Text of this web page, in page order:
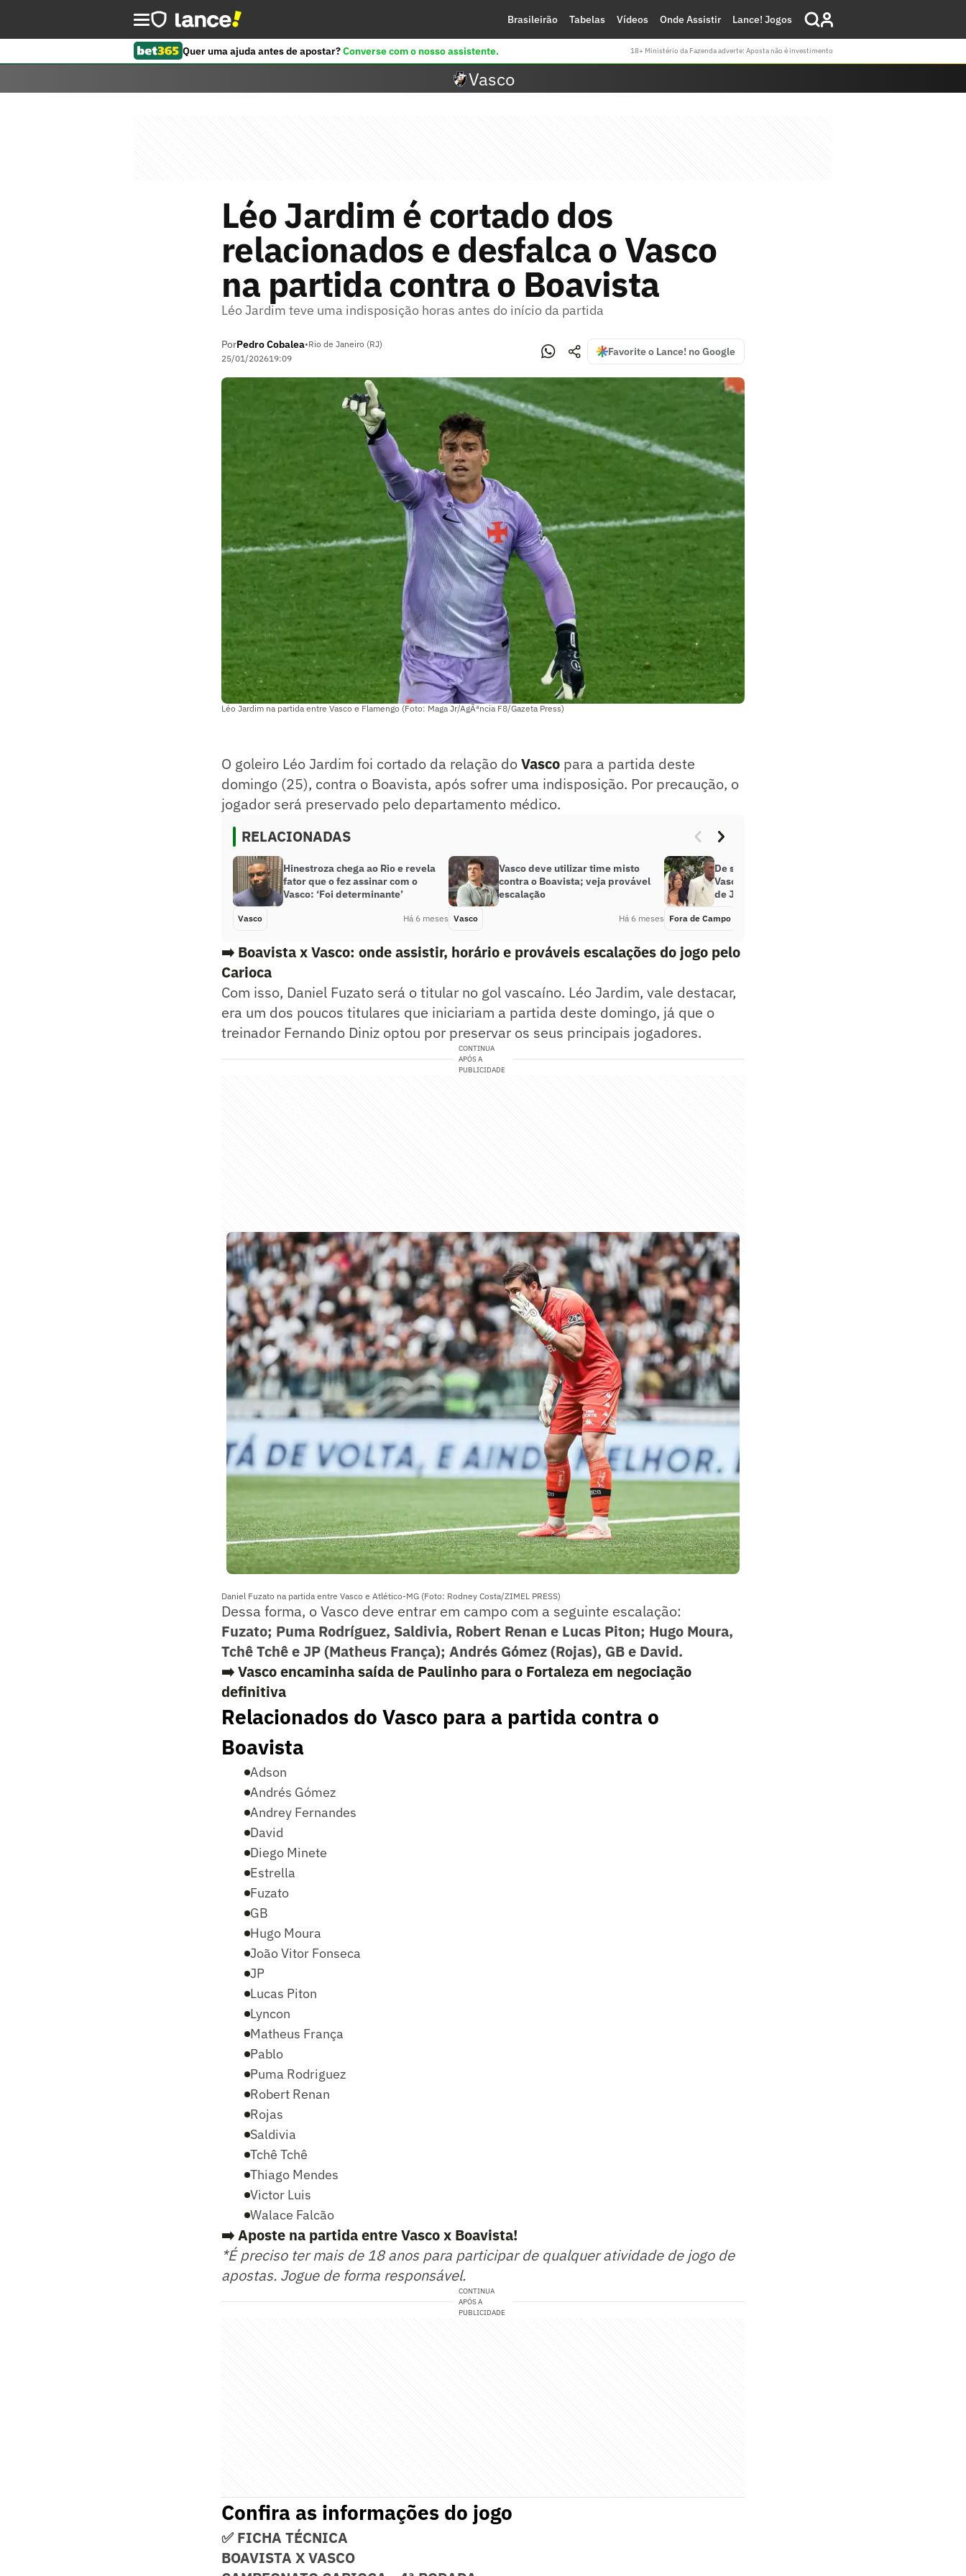
Brasileirão Tabelas Vídeos Onde Assistir Lance! Jogos
Quer uma ajuda antes de apostar?Converse com o nosso assistente. 18+ Ministério da Fazenda adverte: Aposta não é investimento
Vasco
Léo Jardim é cortado dos
relacionados e desfalca o Vasco
na partida contra o Boavista
Léo Jardim teve uma indisposição horas antes do início da partida
PorPedro Cobalea•Rio de Janeiro (RJ)
25/01/202619:09
Favorite o Lance! no Google
Léo Jardim na partida entre Vasco e Flamengo (Foto: Maga Jr/AgÃªncia F8/Gazeta Press)
O goleiro Léo Jardim foi cortado da relação doVasco para a partida deste
domingo (25), contra o Boavista, após sofrer uma indisposição. Por precaução, o
jogador será preservado pelo departamento médico.
RELACIONADAS
Hinestroza chega ao Rio e revela
fator que o fez assinar com o
Vasco: ‘Foi determinante’
Vasco Há 6 meses
Vasco deve utilizar time misto
contra o Boavista; veja provável
escalação
Vasco Há 6 meses
De saída, Rayan faz menções ao
Vasco durante casamento, no Rio
de Janeiro
Fora de Campo
➡️ Boavista x Vasco: onde assistir, horário e prováveis escalações do jogo pelo
Carioca
Com isso, Daniel Fuzato será o titular no gol vascaíno. Léo Jardim, vale destacar,
era um dos poucos titulares que iniciariam a partida deste domingo, já que o
treinador Fernando Diniz optou por preservar os seus principais jogadores.
CONTINUA
APÓS A
PUBLICIDADE
Daniel Fuzato na partida entre Vasco e Atlético-MG (Foto: Rodney Costa/ZIMEL PRESS)
Dessa forma, o Vasco deve entrar em campo com a seguinte escalação:
Fuzato; Puma Rodríguez, Saldivia, Robert Renan e Lucas Piton; Hugo Moura,
Tchê Tchê e JP (Matheus França); Andrés Gómez (Rojas), GB e David.
➡️Vasco encaminha saída de Paulinho para o Fortaleza em negociação
definitiva
Relacionados do Vasco para a partida contra o
Boavista
Adson
Andrés Gómez
Andrey Fernandes
David
Diego Minete
Estrella
Fuzato
GB
Hugo Moura
João Vitor Fonseca
JP
Lucas Piton
Lyncon
Matheus França
Pablo
Puma Rodriguez
Robert Renan
Rojas
Saldivia
Tchê Tchê
Thiago Mendes
Victor Luis
Walace Falcão
➡️ Aposte na partida entre Vasco x Boavista!
*É preciso ter mais de 18 anos para participar de qualquer atividade de jogo de
apostas. Jogue de forma responsável.
CONTINUA
APÓS A
PUBLICIDADE
Confira as informações do jogo
✅ FICHA TÉCNICA
BOAVISTA X VASCO